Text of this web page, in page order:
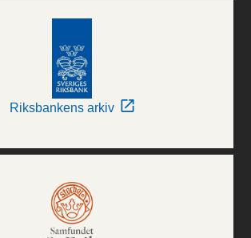
Riksbankens arkiv